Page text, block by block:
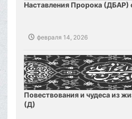
Наставления Пророка (ДБАР)
февраля 14, 2026
Повествования и чудеса из
(Д)